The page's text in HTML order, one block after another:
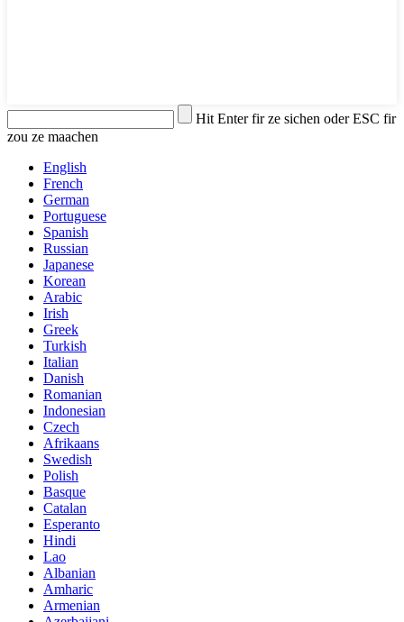
Hit Enter fir ze sichen oder ESC fir
zou ze maachen
English
French
German
Portuguese
Spanish
Russian
Japanese
Korean
Arabic
Irish
Greek
Turkish
Italian
Danish
Romanian
Indonesian
Czech
Afrikaans
Swedish
Polish
Basque
Catalan
Esperanto
Hindi
Lao
Albanian
Amharic
Armenian